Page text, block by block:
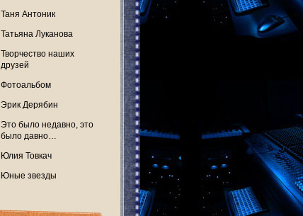
Таня Антоник
Татьяна Луканова
Творчество наших
друзей
Фотоальбом
Эрик Дерябин
Это было недавно, это
было давно…
Юлия Товкач
Юные звезды